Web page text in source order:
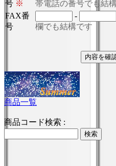
号 ※
帯電話の番号でも結
FAX番
号
-
欄でも結構です
商品一覧
商品コード検索 :